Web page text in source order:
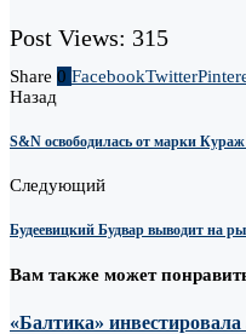
Post Views: 315
Share 0 FacebookTwitter
Назад
S&N освободилась от марки
Следующий
Будеевицкий Будвар выводит на
Вам также может
«Балтика»